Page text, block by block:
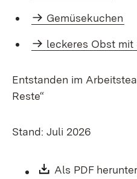
Gemüsekuchen
leckeres Obst mit
Entstanden im
Reste“
Stand: Juli 2026
Download:
Als PDF